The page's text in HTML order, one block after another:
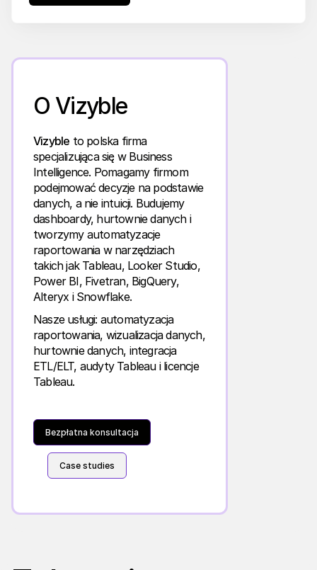
O Vizyble
Vizyble to polska firma
specjalizująca się w Business
Intelligence. Pomagamy firmom
podejmować decyzje na podstawie
danych, a nie intuicji. Budujemy
dashboardy, hurtownie danych i
tworzymy automatyzacje
raportowania w narzędziach
takich jak Tableau, Looker Studio,
Power BI, Fivetran, BigQuery,
Alteryx i Snowflake.
Nasze usługi: automatyzacja
raportowania, wizualizacja danych,
hurtownie danych, integracja
ETL/ELT, audyty Tableau i licencje
Tableau.
Bezpłatna konsultacja
Case studies